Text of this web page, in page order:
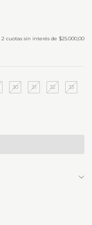
2 cuotas sin interés de $25.000,00
30 31 32 33